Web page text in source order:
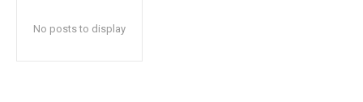
No posts to display